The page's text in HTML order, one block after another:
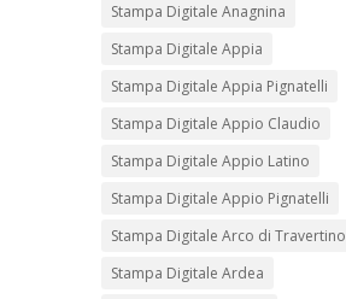
Stampa Digitale Anagnina
Stampa Digitale Appia
Stampa Digitale Appia Pignatelli
Stampa Digitale Appio Claudio
Stampa Digitale Appio Latino
Stampa Digitale Appio Pignatelli
Stampa Digitale Arco di Travertino
Stampa Digitale Ardea